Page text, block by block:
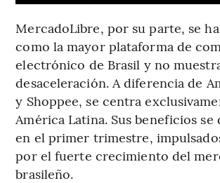
MercadoLibre, por su parte, se
como la mayor plataforma de
electrónico de Brasil y no
desaceleración. A diferencia de
y Shoppee, se centra
América Latina. Sus beneficios se
en el primer trimestre,
por el fuerte crecimiento del
brasileño.